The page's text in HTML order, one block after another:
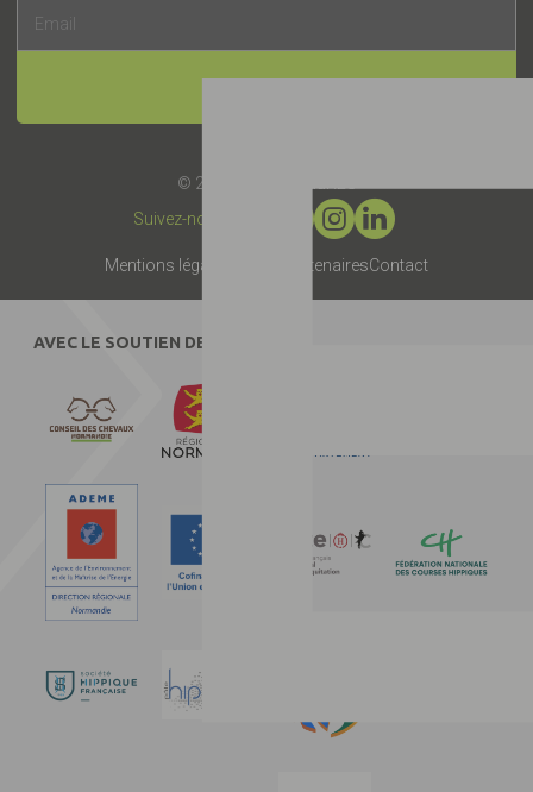
© 2019 -
Suivez-nous :
Mentions légales PartenairesContact
AVEC LE SOUTIEN DE :